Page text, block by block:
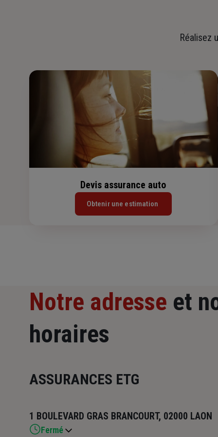
Réalisez
Devis assurance auto
Obtenir une estimation
Notre adresse et
horaires
ASSURANCES ETG
1 BOULEVARD GRAS BRANCOURT, 02000 LAON
Fermé